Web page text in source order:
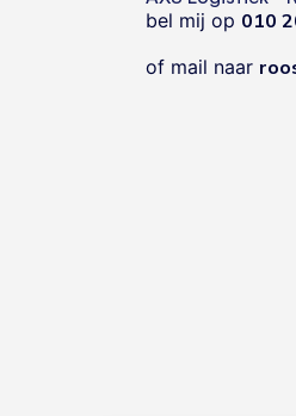
bel mij op 010
of mail naar